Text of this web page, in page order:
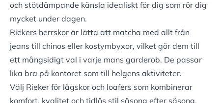
och stötdämpande känsla idealiskt för dig som rör dig
mycket under dagen.
Riekers herrskor är lätta att matcha med allt från
jeans till chinos eller kostymbyxor, vilket gör dem till
ett mångsidigt val i varje mans garderob. De passar
lika bra på kontoret som till helgens aktiviteter.
Välj Rieker för lågskor och loafers som kombinerar
komfort, kvalitet och tidlös stil säsong efter säsong.